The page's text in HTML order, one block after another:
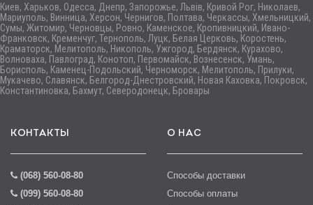
Киев, Харьков, Одесса, Днепр, Запорожье, Львів, Кривой Рог, Николаев,
Мариуполь, Винница, Херсон, Чернигов, Полтава, Черкассы, Хмельницкий,
Сумы, Житомир, Черновцы, Ровно, Каменское, Кропивницкий, Ивано-
Франковск, Кременчуг, Тернополь, Луцк, Белая Церковь, Коростень,
Краматорск, Мелитополь, Никополь, Ужгород, Бердянск, Курахово,
Волноваха, Павлоград, Конотоп, Первомайск, Вознесенск, Умань,
Борисполь, Каменец-Подольский, Черноморск, Мелитополь, Прилуки,
Мукачево, Славянск, Белгород-Днестровский, Новая Каховка, Покровск,
Константиновка, Бахмут, Северодонецк, Бровары
КОНТАКТЫ
(068) 560-08-80
(099) 560-08-80
О НАС
Способы доставки
Способы оплаты